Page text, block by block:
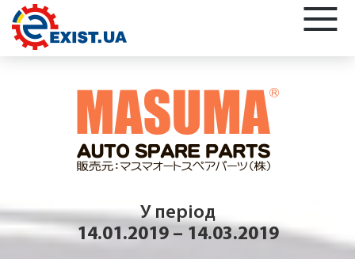
У період
14.01.2019 – 14.03.2019